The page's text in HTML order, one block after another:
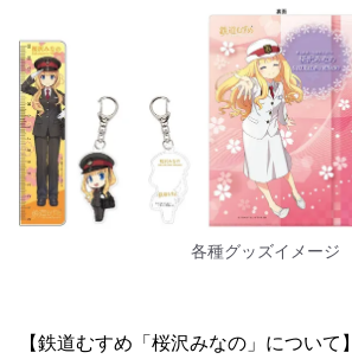
各種グッズイメージ
【鉄道むすめ「桜沢みなの」について】